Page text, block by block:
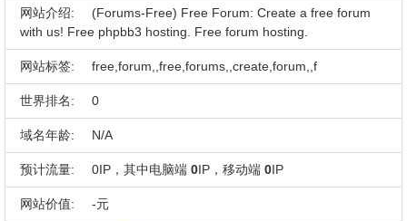
网站介绍:
(Forums-Free) Free Forum: Create a free forum
with us! Free phpbb3 hosting. Free forum hosting.
网站标签: free,forum,,free,forums,,create,forum,,f
世界排名: 0
域名年龄: N/A
预计流量: 0IP，其中电脑端 0IP，移动端 0IP
网站价值: -元